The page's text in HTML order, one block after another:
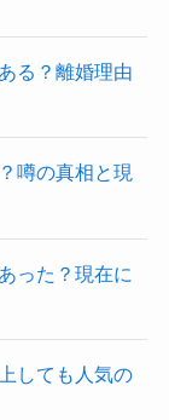
る？離婚理由
噂の真相と現
った？現在に
しても人気の